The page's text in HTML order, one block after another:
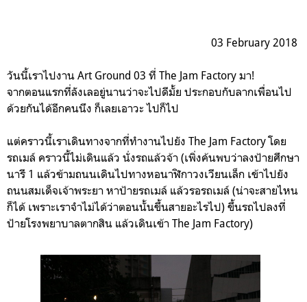
03 February 2018
วันนี้เราไปงาน Art Ground 03 ที่ The Jam Factory มา!
จากตอนแรกที่ลังเลอยู่นานว่าจะไปดีมั้ย ประกอบกับลากเพื่อนไป
ด้วยกันได้อีกคนนึง ก็เลยเอาวะ ไปก็ไป
แต่คราวนี้เราเดินทางจากที่ทำงานไปยัง The Jam Factory โดย
รถเมล์ คราวนี้ไม่เดินแล้ว นั่งรถแล้วจ้า (เพิ่งค้นพบว่าลงป้ายศึกษา
นารี 1 แล้วข้ามถนนเดินไปทางหอนาฬิกาวงเวียนเล็ก เข้าไปยัง
ถนนสมเด็จเจ้าพระยา หาป้ายรถเมล์ แล้วรอรถเมล์ (น่าจะสายไหน
ก็ได้ เพราะเราจำไม่ได้ว่าตอนนั้นขึ้นสายอะไรไป) ขึ้นรถไปลงที่
ป้ายโรงพยาบาลตากสิน แล้วเดินเข้า The Jam Factory)